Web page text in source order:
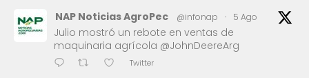
NAP Noticias AgroPec @infonap · 5 Ago
Julio mostró un rebote en ventas de
maquinaria agrícola @JohnDeereArg
Twitter